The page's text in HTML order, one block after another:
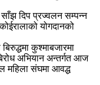
साँझ दिप प्रज्वलन सम्पन्न
योगदानको
कुश्माबजारमा
अभियान अन्तर्गत आज
महिला संघमा आवद्ध